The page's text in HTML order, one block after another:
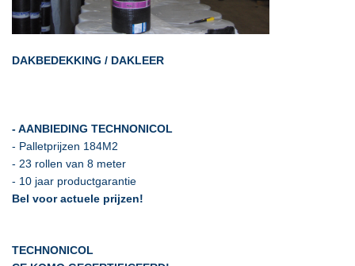
DAKBEDEKKING / DAKLEER
- AANBIEDING TECHNONICOL
- Palletprijzen 184M2
- 23 rollen van 8 meter
- 10 jaar productgarantie
Bel voor actuele prijzen!
TECHNONICOL